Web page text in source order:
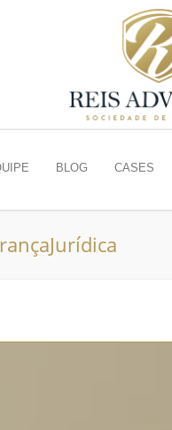
BLOG CASES